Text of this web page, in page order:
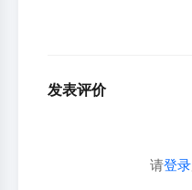
发表评价
请登录